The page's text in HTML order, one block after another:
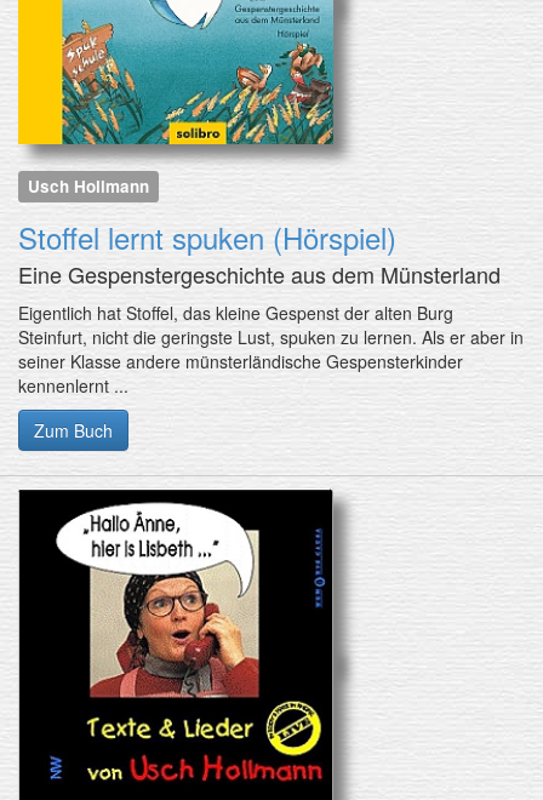
Usch Hollmann
Stoffel lernt spuken (Hörspiel)
Eine Gespenstergeschichte aus dem Münsterland
Eigentlich hat Stoffel, das kleine Gespenst der alten Burg
Steinfurt, nicht die geringste Lust, spuken zu lernen. Als er aber in
seiner Klasse andere münsterländische Gespensterkinder
kennenlernt ...
Zum Buch